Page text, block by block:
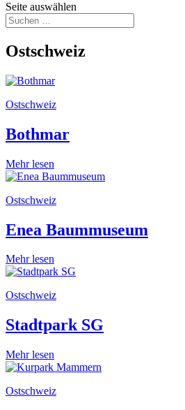
Seite auswählen
Ostschweiz
Ostschweiz
Bothmar
Mehr lesen
Ostschweiz
Enea Baummuseum
Mehr lesen
Ostschweiz
Stadtpark SG
Mehr lesen
Ostschweiz